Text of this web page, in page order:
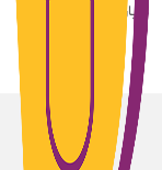
درباره ما